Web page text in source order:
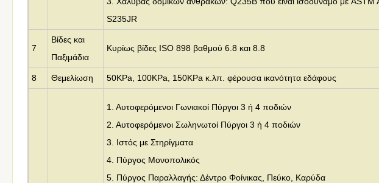
S235JR
7
Βίδες και
Παξιμάδια
Κυρίως βίδες ISO 898 βαθμού 6.8 και 8.8
8 Θεμελίωση 50KPa, 100KPa, 150KPa κ.λπ. φέρουσα ικανότητα εδάφους
1. Αυτοφερόμενοι Γωνιακοί Πύργοι 3 ή 4 ποδιών
2. Αυτοφερόμενοι Σωληνωτοί Πύργοι 3 ή 4 ποδιών
3. Ιστός με Στηρίγματα
4. Πύργος Μονοπολικός
5. Πύργος Παραλλαγής: Δέντρο Φοίνικας, Πεύκο, Καρύδα